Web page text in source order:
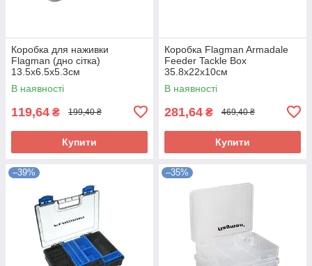
Коробка для наживки
Flagman (дно сітка)
13.5x6.5x5.3см
В наявності
119,64 ₴ 199,40 ₴
Купити
Коробка Flagman Armadale
Feeder Tackle Box
35.8x22x10см
В наявності
281,64 ₴ 469,40 ₴
Купити
–39% –35%